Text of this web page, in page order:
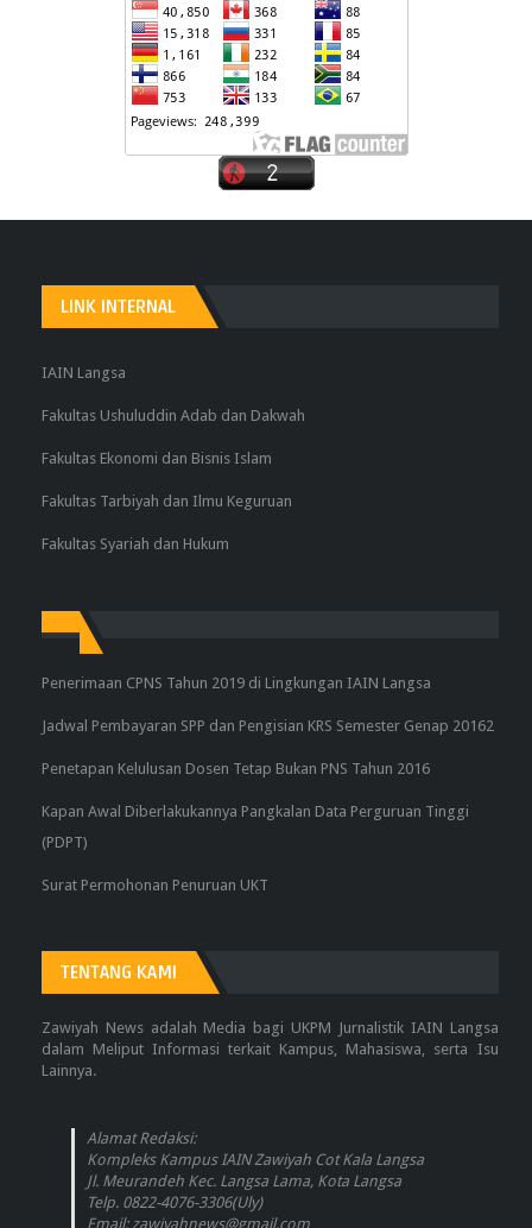
LINK INTERNAL
IAIN Langsa
Fakultas Ushuluddin Adab dan Dakwah
Fakultas Ekonomi dan Bisnis Islam
Fakultas Tarbiyah dan Ilmu Keguruan
Fakultas Syariah dan Hukum
Penerimaan CPNS Tahun 2019 di Lingkungan IAIN Langsa
Jadwal Pembayaran SPP dan Pengisian KRS Semester Genap 20162
Penetapan Kelulusan Dosen Tetap Bukan PNS Tahun 2016
Kapan Awal Diberlakukannya Pangkalan Data Perguruan Tinggi
(PDPT)
Surat Permohonan Penuruan UKT
TENTANG KAMI
Zawiyah News adalah Media bagi UKPM Jurnalistik IAIN Langsa
dalam Meliput Informasi terkait Kampus, Mahasiswa, serta Isu
Lainnya.
Alamat Redaksi:
Kompleks Kampus IAIN Zawiyah Cot Kala Langsa
Jl. Meurandeh Kec. Langsa Lama, Kota Langsa
Telp. 0822-4076-3306(Uly)
Email: zawiyahnews@gmail.com